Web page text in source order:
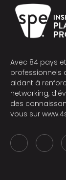
Avec 84 pays
professionnels
aidant à
networking,
des
vous sur